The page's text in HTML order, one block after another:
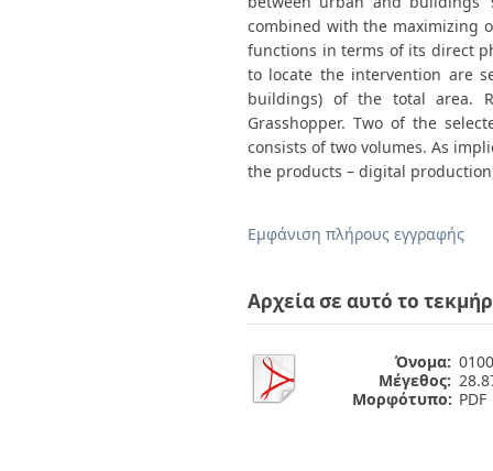
combined with the maximizing
functions in terms of its direct
to locate the intervention are
buildings) of the total area.
Grasshopper. Two of the
consists of two volumes. As
the products – digital
Εμφάνιση πλήρους εγγραφής
Αρχεία σε αυτό το
Όνομα:
Μέγεθος:
Μορφότυπο: PDF